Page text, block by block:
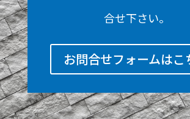
合せ下さい。
お問合せフォームはこ